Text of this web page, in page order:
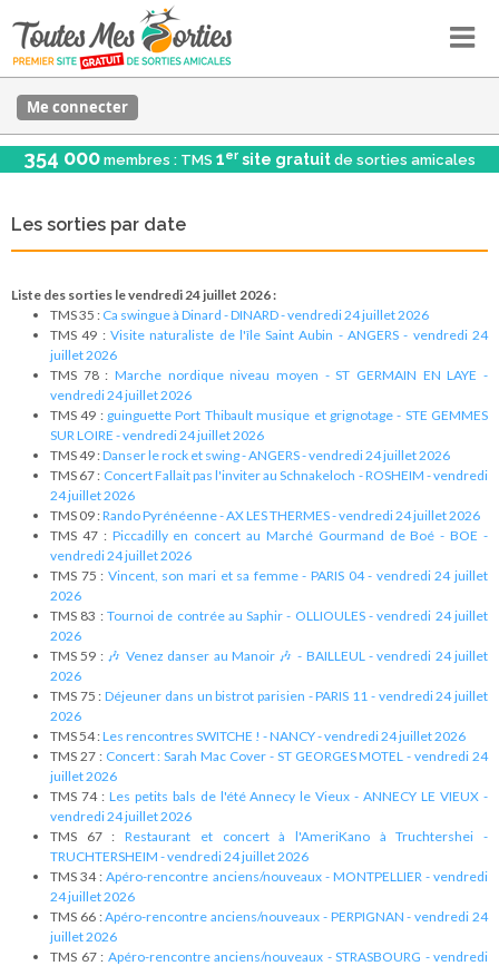
Me connecter
354 000 membres : TMS 1er site gratuit de sorties amicales
Les sorties par date
Liste des sorties le vendredi 24 juillet 2026 :
TMS 35 : Ca swingue à Dinard - DINARD - vendredi 24 juillet 2026
TMS 49 : Visite naturaliste de l'île Saint Aubin - ANGERS - vendredi 24
juillet 2026
TMS 78 : Marche nordique niveau moyen - ST GERMAIN EN LAYE -
vendredi 24 juillet 2026
TMS 49 : guinguette Port Thibault musique et grignotage - STE GEMMES
SUR LOIRE - vendredi 24 juillet 2026
TMS 49 :Danser le rock et swing - ANGERS - vendredi 24 juillet 2026
TMS 67 : Concert Fallait pas l'inviter au Schnakeloch - ROSHEIM - vendredi
24 juillet 2026
TMS 09 :Rando Pyrénéenne - AX LES THERMES - vendredi 24 juillet 2026
TMS 47 : Piccadilly en concert au Marché Gourmand de Boé - BOE -
vendredi 24 juillet 2026
TMS 75 : Vincent, son mari et sa femme - PARIS 04 - vendredi 24 juillet
2026
TMS 83 : Tournoi de contrée au Saphir - OLLIOULES - vendredi 24 juillet
2026
TMS 59 : 🎶 Venez danser au Manoir 🎶 - BAILLEUL - vendredi 24 juillet
2026
TMS 75 :Déjeuner dans un bistrot parisien - PARIS 11 - vendredi 24 juillet
2026
TMS 54 :Les rencontres SWITCHE ! - NANCY - vendredi 24 juillet 2026
TMS 27 : Concert : Sarah Mac Cover - ST GEORGES MOTEL - vendredi 24
juillet 2026
TMS 74 : Les petits bals de l'été Annecy le Vieux - ANNECY LE VIEUX -
vendredi 24 juillet 2026
TMS 67 :Restaurant et concert à l'AmeriKano à Truchtershei -
TRUCHTERSHEIM - vendredi 24 juillet 2026
TMS 34 :Apéro-rencontre anciens/nouveaux - MONTPELLIER - vendredi
24 juillet 2026
TMS 66 :Apéro-rencontre anciens/nouveaux - PERPIGNAN - vendredi 24
juillet 2026
TMS 67 : Apéro-rencontre anciens/nouveaux - STRASBOURG - vendredi